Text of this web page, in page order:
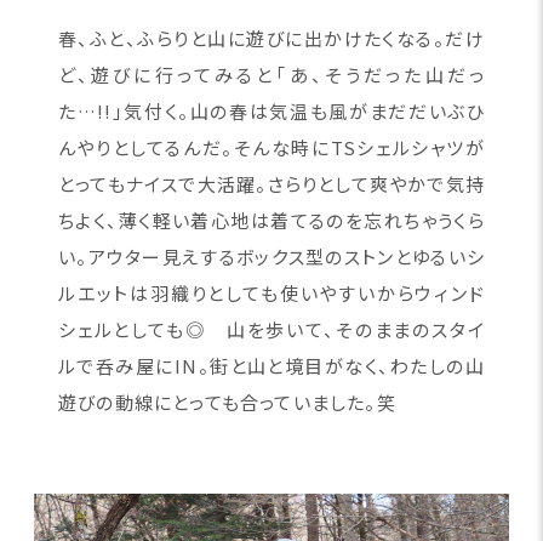
春、ふと、ふらりと山に遊びに出かけたくなる。だけ
ど、遊びに行ってみると「あ、そうだった山だっ
た…!!」気付く。山の春は気温も風がまだだいぶひ
んやりとしてるんだ。そんな時にTSシェルシャツが
とってもナイスで大活躍。さらりとして爽やかで気持
ちよく、薄く軽い着心地は着てるのを忘れちゃうくら
い。アウター見えするボックス型のストンとゆるいシ
ルエットは羽織りとしても使いやすいからウィンド
シェルとしても◎ 山を歩いて、そのままのスタイ
ルで呑み屋にIN。街と山と境目がなく、わたしの山
遊びの動線にとっても合っていました。笑